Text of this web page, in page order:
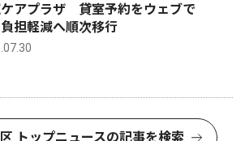
アプラザ 貸室予約をウェブで
担軽減へ順次移行
トップニュースの記事を検索